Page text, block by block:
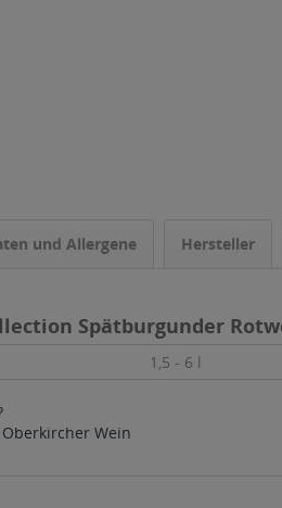
und Allergene Hersteller
Spätburgunder
1,5 - 6 l
Wein